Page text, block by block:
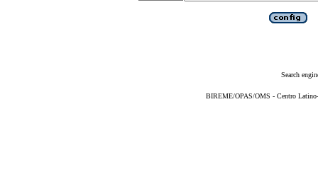
Search
BIREME/OPAS/OMS - Centro Latino-